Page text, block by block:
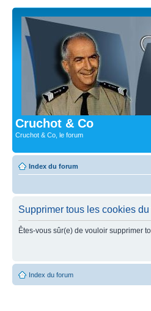
Cruchot & Co
Cruchot & Co, le forum
Index du forum
Supprimer tous les cookies du
Êtes-vous sûr(e) de vouloir supprimer
Index du forum